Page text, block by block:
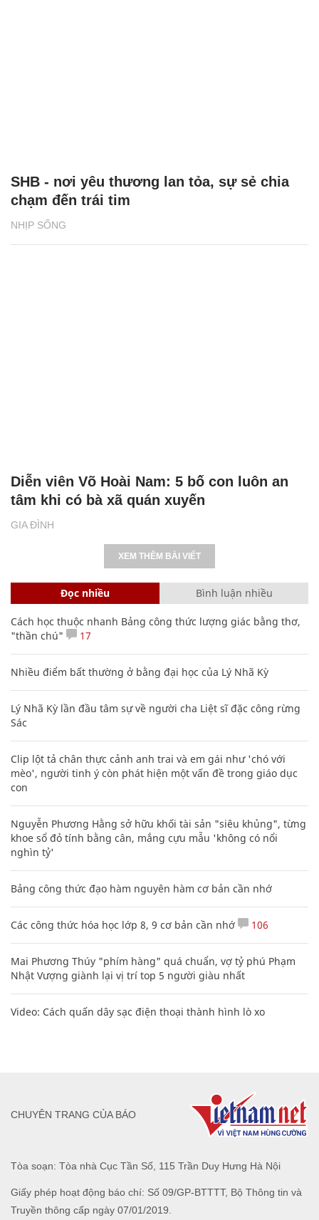
NHỊP SỐNG
SHB - nơi yêu thương lan tỏa, sự sẻ chia
chạm đến trái tim
GIA ĐÌNH
Diễn viên Võ Hoài Nam: 5 bố con luôn an
tâm khi có bà xã quán xuyến
XEM THÊM BÀI VIẾT
Đọc nhiều Bình luận nhiều
Cách học thuộc nhanh Bảng công thức lượng giác bằng thơ,
"thần chú"
17
Nhiều điểm bất thường ở bằng đại học của Lý Nhã Kỳ
Lý Nhã Kỳ lần đầu tâm sự về người cha Liệt sĩ đặc công rừng
Sác
Clip lột tả chân thực cảnh anh trai và em gái như 'chó với
mèo', người tinh ý còn phát hiện một vấn đề trong giáo dục
con
Nguyễn Phương Hằng sở hữu khối tài sản "siêu khủng", từng
khoe sổ đỏ tính bằng cân, mắng cựu mẫu 'không có nổi
nghìn tỷ'
Bảng công thức đạo hàm nguyên hàm cơ bản cần nhớ
Các công thức hóa học lớp 8, 9 cơ bản cần nhớ 106
Mai Phương Thúy "phím hàng" quá chuẩn, vợ tỷ phú Phạm
Nhật Vượng giành lại vị trí top 5 người giàu nhất
Video: Cách quấn dây sạc điện thoại thành hình lò xo
Tòa soạn: Tòa nhà Cục Tần Số, 115 Trần Duy Hưng Hà Nội
Giấy phép hoạt động báo chí: Số 09/GP-BTTTT, Bộ Thông tin và
Truyền thông cấp ngày 07/01/2019.
CHUYÊN TRANG CỦA BÁO